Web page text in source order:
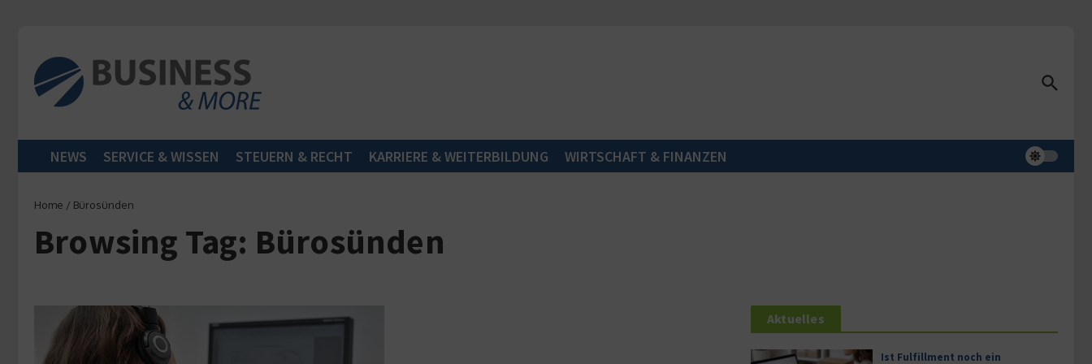
NEWS SERVICE & WISSEN STEUERN & RECHT KARRIERE & WEITERBILDUNG WIRTSCHAFT & FINANZEN
Home / Bürosünden
Browsing Tag: Bürosünden
Aktuelles
Ist Fulfillment noch ein